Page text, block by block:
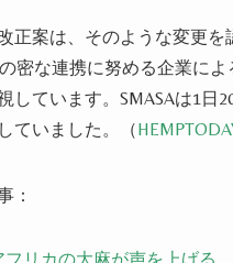
正案は、そのような変更
密な連携に努める企業に
してい ます。SMASAは1日
てい ました。（
：
フリカの大麻が声を上げる